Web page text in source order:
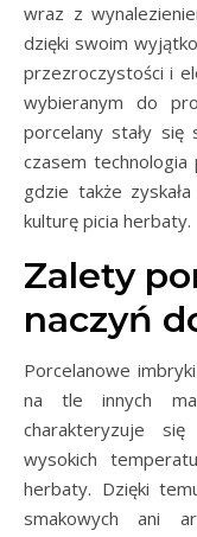
wraz z
dzięki swoim
przezroczystości i
wybieranym do
porcelany stały się
czasem technologia
gdzie także
kulturę picia herbaty.
Zalety
naczyń
Porcelanowe
na tle innych
charakteryzuje
wysokich
herbaty. Dzięki
smakowych ani